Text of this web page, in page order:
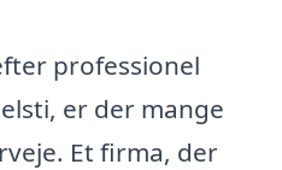
professionel
er der mange
Et firma, der